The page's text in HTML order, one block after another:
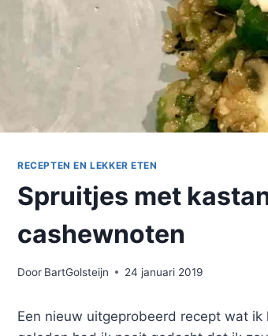
RECEPTEN EN LEKKER ETEN
Spruitjes met
cashewnoten
Door BartGolsteijn 24 januari 2019
Een nieuw uitgeprobeerd recept wat